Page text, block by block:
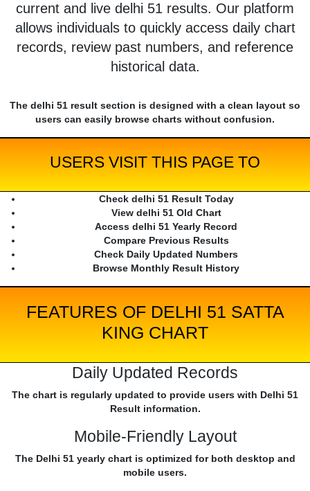
current and live delhi 51 results. Our platform
allows individuals to quickly access daily chart
records, review past numbers, and reference
historical data.
The delhi 51 result section is designed with a clean layout so
users can easily browse charts without confusion.
USERS VISIT THIS PAGE TO
Check delhi 51 Result Today
View delhi 51 Old Chart
Access delhi 51 Yearly Record
Compare Previous Results
Check Daily Updated Numbers
Browse Monthly Result History
FEATURES OF DELHI 51 SATTA
KING CHART
Daily Updated Records
The chart is regularly updated to provide users with Delhi 51
Result information.
Mobile-Friendly Layout
The Delhi 51 yearly chart is optimized for both desktop and
mobile users.